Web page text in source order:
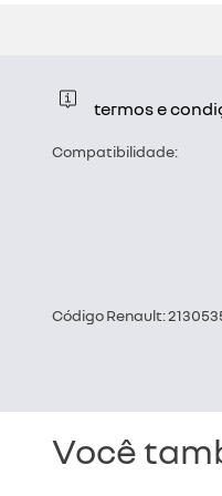
termos e
Compatibilidade:
Código Renault:
Você